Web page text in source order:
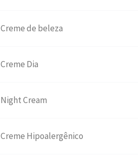
Creme de beleza
Creme Dia
Night Cream
Creme Hipoalergênico